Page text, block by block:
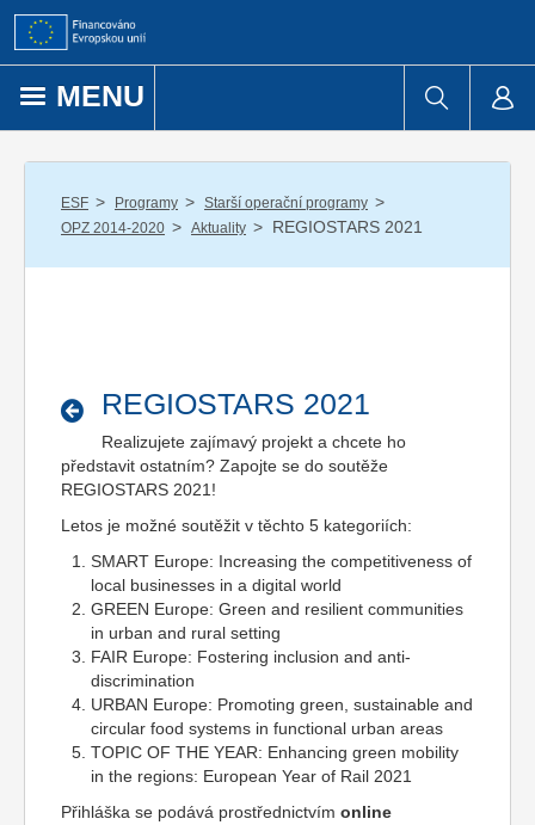
Přejít k obsahu
MENU
ESF / Programy / Starší operační programy /
OPZ 2014-2020 / Aktuality / REGIOSTARS 2021
REGIOSTARS 2021
Realizujete zajímavý projekt a chcete ho
představit ostatním? Zapojte se do soutěže
REGIOSTARS 2021!
Letos je možné soutěžit v těchto 5 kategoriích:
SMART Europe: Increasing the competitiveness of
local businesses in a digital world
GREEN Europe: Green and resilient communities
in urban and rural setting
FAIR Europe: Fostering inclusion and anti-
discrimination
URBAN Europe: Promoting green, sustainable and
circular food systems in functional urban areas
TOPIC OF THE YEAR: Enhancing green mobility
in the regions: European Year of Rail 2021
Přihláška se podává prostřednictvím online